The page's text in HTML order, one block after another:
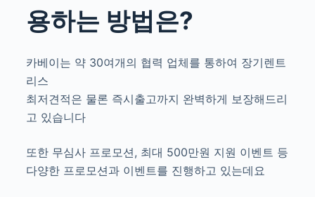
용하는 방법은?
카베이는 약 30여개의 협력 업체를 통하여 장기렌트
리스
최저견적은 물론 즉시출고까지 완벽하게 보장해드리
고 있습니다
또한 무심사 프로모션, 최대 500만원 지원 이벤트 등
다양한 프로모션과 이벤트를 진행하고 있는데요